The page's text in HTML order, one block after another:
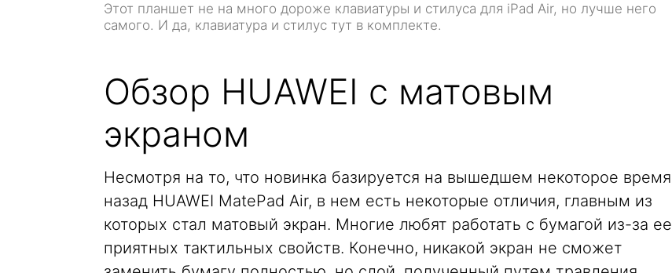
Этот планшет не на много дороже клавиатуры и стилуса для iPad Air, но лучше него
самого. И да, клавиатура и стилус тут в комплекте.
Обзор HUAWEI с матовым
экраном
Несмотря на то, что новинка базируется на вышедшем некоторое время
назад HUAWEI MatePad Air, в нем есть некоторые отличия, главным из
которых стал матовый экран. Многие любят работать с бумагой из-за ее
приятных тактильных свойств. Конечно, никакой экран не сможет